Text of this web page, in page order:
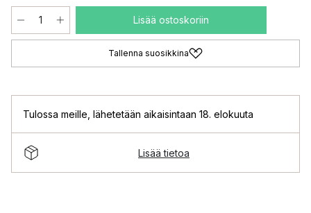
Lisää ostoskoriin
Tallenna suosikkina
Tulossa meille lähetetään aikaisintaan 18. elokuuta
Lisää tietoa